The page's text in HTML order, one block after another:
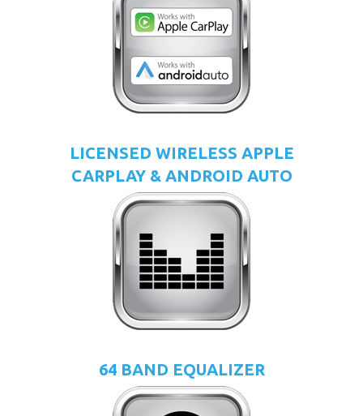
LICENSED WIRELESS APPLE
CARPLAY & ANDROID AUTO
64 BAND EQUALIZER